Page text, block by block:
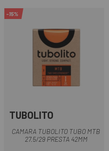
-15%
TUBOLITO
CAMARA TUBOLITO TUBO MTB
27.5/29 PRESTA 42MM